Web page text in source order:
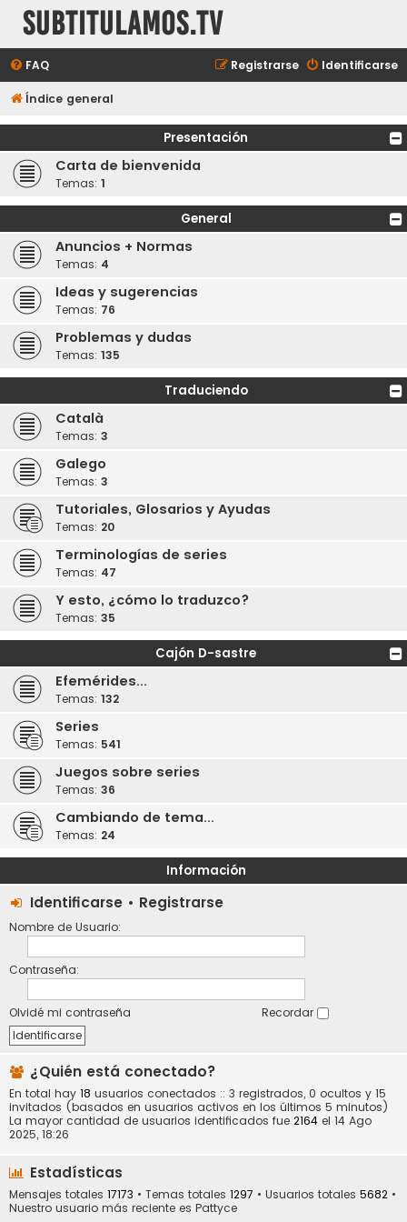
subtitulamos.tv
FAQ Identificarse
Registrarse
Índice general
Presentación
Carta de bienvenida
Temas: 1
General
Anuncios + Normas
Temas: 4
Ideas y sugerencias
Temas: 76
Problemas y dudas
Temas: 135
Traduciendo
Català
Temas: 3
Galego
Temas: 3
Tutoriales, Glosarios y Ayudas
Temas: 20
Terminologías de series
Temas: 47
Y esto, ¿cómo lo traduzco?
Temas: 35
Cajón D-sastre
Efemérides...
Temas: 132
Series
Temas: 541
Juegos sobre series
Temas: 36
Cambiando de tema...
Temas: 24
Información
Identificarse • Registrarse
Nombre de Usuario:
Contraseña:
Olvidé mi contraseña Recordar
¿Quién está conectado?
En total hay 18 usuarios conectados :: 3 registrados, 0 ocultos y 15
invitados (basados en usuarios activos en los últimos 5 minutos)
La mayor cantidad de usuarios identificados fue 2164 el 14 Ago
2025, 18:26
Estadísticas
Mensajes totales 17173 • Temas totales 1297 • Usuarios totales 5682 •
Nuestro usuario más reciente es Pattyce